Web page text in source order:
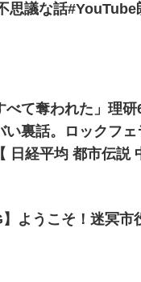
思議な話#YouTube
べて奪われた」理
裏話。ロックフ
日経平均 都市伝説
】ようこそ！迷冥